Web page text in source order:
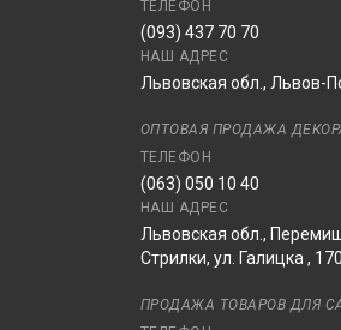
ТЕЛЕФОН
(093) 437 70 70
НАШ АДРЕС
Львовская обл., Львов-
ОПТОВАЯ ПРОДАЖА
ТЕЛЕФОН
(063) 050 10 40
НАШ АДРЕС
Львовская обл.,
Стрилки, ул. Галицка , 170
ПРОДАЖА ТОВАРОВ ДЛЯ